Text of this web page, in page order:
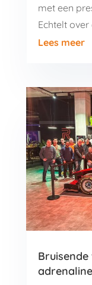
met een
Echtelt over
Lees meer